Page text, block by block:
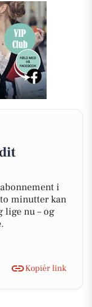
i
minutter kan
lige nu – og
Kopiér link